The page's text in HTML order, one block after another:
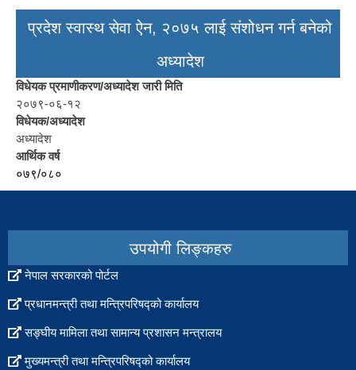
प्रदेश स्वास्थ सेवा ऐन, २०७५ लाई संशोधन गर्न बनेको
अध्यादेश
विधेयक प्रमाणीकरण/अध्यादेश जारी मिति
२०७९-०६-१२
विधेयक/अध्यादेश
अध्यादेश
आर्थिक वर्ष
०७९/०८०
उपयोगी लिङ्कहरु
नेपाल सरकारको पोर्टल
प्रधानमन्त्री तथा मन्त्रिपरिषद्को कार्यालय
सङ्घीय मामिला तथा सामान्य प्रशासन मन्त्रालय
मुख्यमन्त्री तथा मन्त्रिपरिषद्को कार्यालय